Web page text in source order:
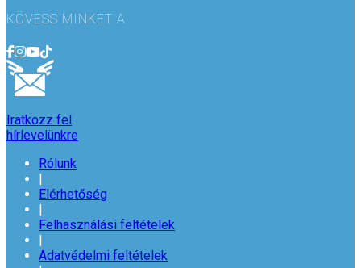
KÖVESS MINKET A
Iratkozz fel
hírlevelünkre
Rólunk
|
Elérhetőség
|
Felhasználási feltételek
|
Adatvédelmi feltételek